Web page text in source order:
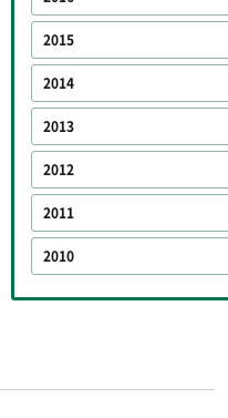
2015
2014
2013
2012
2011
2010